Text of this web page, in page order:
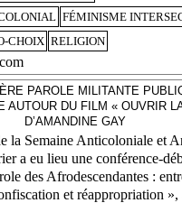
FÉMINISME
CHOIX RELIGION
PAROLE MILITANTE
AUTOUR DU FILM « OUVRIR
D’AMANDINE GAY
la Semaine Anticoloniale et
a eu lieu une conférence-
des Afrodescendantes :
et réappropriation »,